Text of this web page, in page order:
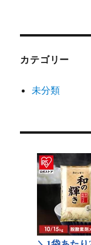
カテゴリー
未分類